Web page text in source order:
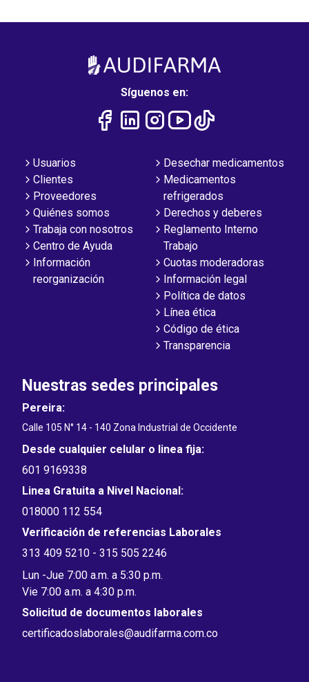
Síguenos en:
Usuarios
Clientes
Proveedores
Quiénes somos
Trabaja con nosotros
Centro de Ayuda
Información
reorganización
Desechar medicamentos
Medicamentos
refrigerados
Derechos y deberes
Reglamento Interno
Trabajo
Cuotas moderadoras
Información legal
Política de datos
Línea ética
Código de ética
Transparencia
Nuestras sedes principales
Pereira:
Calle 105 N° 14 - 140 Zona Industrial de Occidente
Desde cualquier celular o linea fija:
601 9169338
Linea Gratuita a Nivel Nacional:
018000 112 554
Verificación de referencias Laborales
313 409 5210 - 315 505 2246
Lun -Jue 7:00 a.m. a 5:30 p.m.
Vie 7:00 a.m. a 4:30 p.m.
Solicitud de documentos laborales
certificadoslaborales@audifarma.com.co